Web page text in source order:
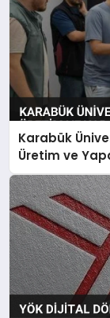
Karabük
Üretim ve